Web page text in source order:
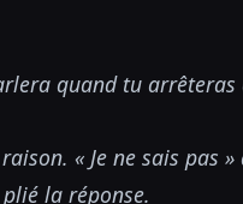
quand tu arrêteras
« Je ne sais pas
la réponse.